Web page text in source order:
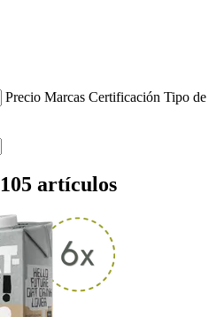
Precio Marcas Certificación Tipo de
artículos